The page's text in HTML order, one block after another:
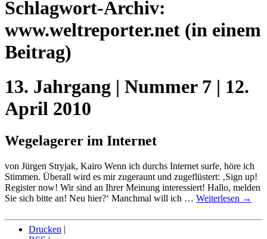
Schlagwort-Archiv:
www.weltreporter.net (in einem
Beitrag)
13. Jahrgang | Nummer 7 | 12.
April 2010
Wegelagerer im Internet
von Jürgen Stryjak, Kairo Wenn ich durchs Internet surfe, höre ich
Stimmen. Überall wird es mir zugeraunt und zugeflüstert: ‚Sign up!
Register now! Wir sind an Ihrer Meinung interessiert! Hallo, melden
Sie sich bitte an! Neu hier?‘ Manchmal will ich … Weiterlesen →
Drucken |